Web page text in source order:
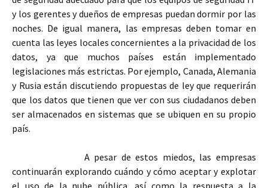
y los gerentes y dueños de empresas puedan dormir por las
noches. De igual manera, las empresas deben tomar en
cuenta las leyes locales concernientes a la privacidad de los
datos, ya que muchos países están implementado
legislaciones más estrictas. Por ejemplo, Canada, Alemania
y Rusia están discutiendo propuestas de ley que requerirán
que los datos que tienen que ver con sus ciudadanos deben
ser almacenados en sistemas que se ubiquen en su propio
país.
A pesar de estos miedos, las empresas
continuarán explorando cuándo y cómo aceptar y explotar
el uso de la nube pública, así como la respuesta a la